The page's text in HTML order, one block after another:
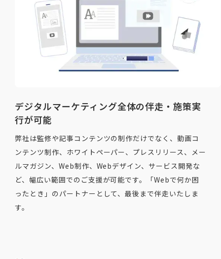
デジタルマーケティング全体の伴走・施策実
行が可能
弊社は監修や記事コンテンツの制作だけでなく、動画コ
ンテンツ制作、ホワイトペーパー、プレスリリース、メー
ルマガジン、Web制作、Webデザイン、サービス開発な
ど、幅広い範囲でのご支援が可能です。「Webで何か困
ったとき」のパートナーとして、最後まで伴走いたしま
す。